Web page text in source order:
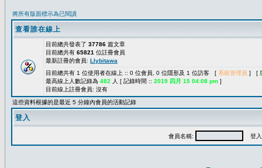
將所有版面標示為已閱讀
查看誰在線上
目前總共發表了 37786 篇文章
目前總共有 65821 位註冊會員
最新註冊的會員: Llybitawa
目前總共有 1 位使用者在線上 :: 0 位會員, 0 位隱形及 1 位訪客 [ 系統管理員 ] [
最高線上人數記錄為 482 人 [ 記錄時間 :: 2019 四月 15 04:08 pm ]
目前線上註冊會員: 沒有
這些資料根據的是最近 5 分鐘內會員的活動記錄
登入
會員名稱: 登入